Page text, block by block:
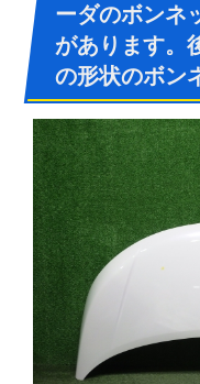
ーダのボンネ
があります。
の形状のボン